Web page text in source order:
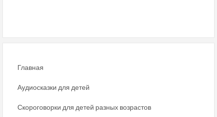
Главная
Аудиосказки для детей
Скороговорки для детей разных возрастов